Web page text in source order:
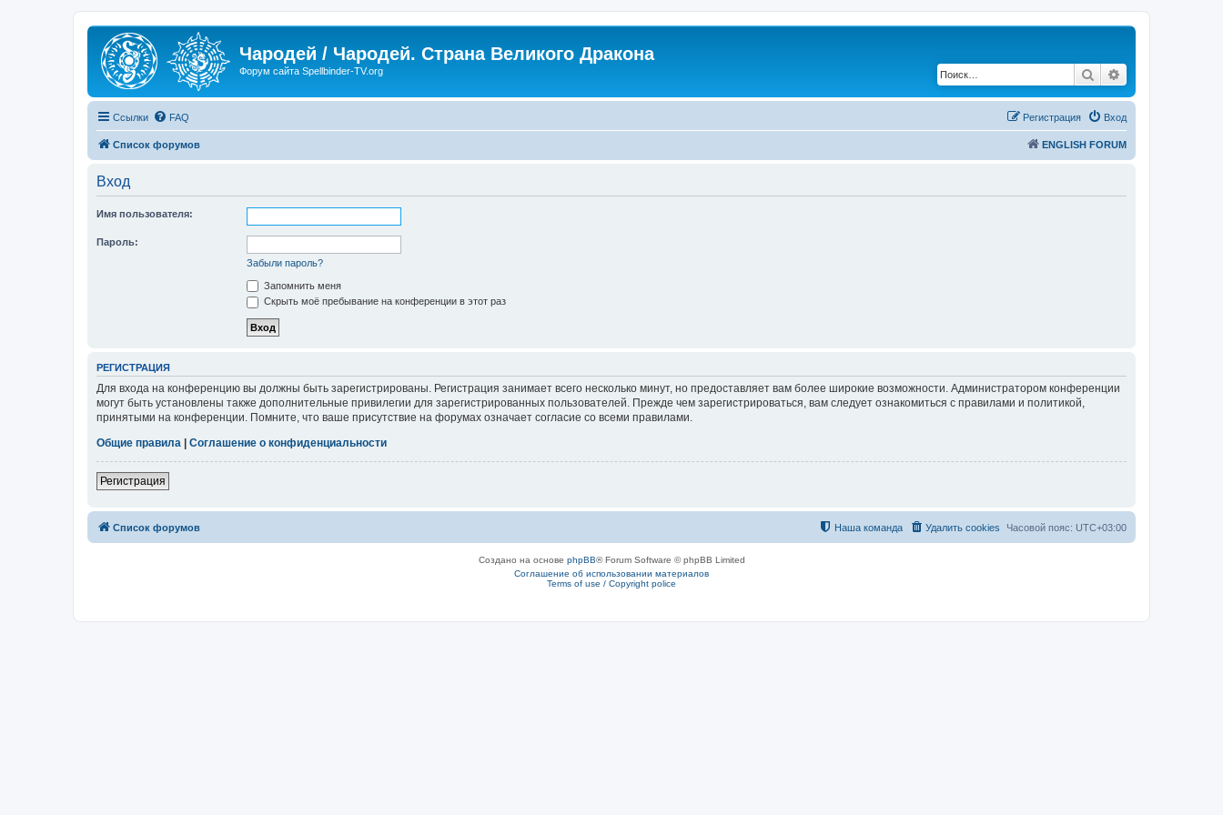
Чародей / Чародей. Страна Великого Дракона
Форум сайта Spellbinder-TV.org Поиск
Ссылки FAQ Вход
Регистрация
Список форумов ENGLISH FORUM
Вход
Имя пользователя:
Пароль:
Забыли пароль?
Запомнить меня
Скрыть моё пребывание на конференции в этот раз
РЕГИСТРАЦИЯ
Для входа на конференцию вы должны быть зарегистрированы. Регистрация занимает всего несколько минут, но предоставляет вам более широкие возможности. Администратором конференции
могут быть установлены также дополнительные привилегии для зарегистрированных пользователей. Прежде чем зарегистрироваться, вам следует ознакомиться с правилами и политикой,
принятыми на конференции. Помните, что ваше присутствие на форумах означает согласие со всеми правилами.
Общие правила
Соглашение о конфиденциальности
Регистрация
Список форумов Часовой пояс: UTC+03:00
Удалить cookies
Наша команда
Создано на основе phpBB® Forum Software © phpBB Limited
Соглашение об использовании материалов
Terms of use / Copyright police